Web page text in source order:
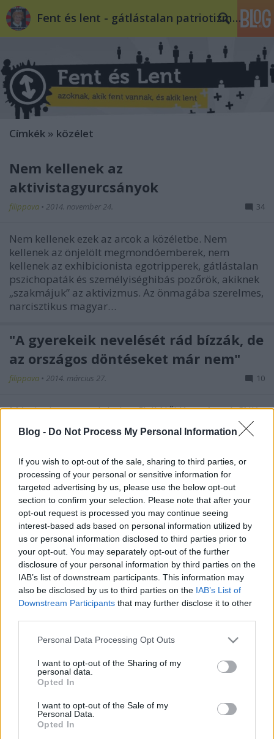
Blog - Do Not Process My Personal Information
If you wish to opt-out of the sale, sharing to third parties, or
processing of your personal or sensitive information for
targeted advertising by us, please use the below opt-out
section to confirm your selection. Please note that after your
opt-out request is processed you may continue seeing
interest-based ads based on personal information utilized by
us or personal information disclosed to third parties prior to
your opt-out. You may separately opt-out of the further
disclosure of your personal information by third parties on the
IAB’s list of downstream participants. This information may
also be disclosed by us to third parties on the IAB’s List of
Downstream Participants that may further disclose it to other
Please note that this website/app uses one or more Google
not limited to your visit or usage behaviour. You may click to
grant or deny consent to Google and its third-party tags to
use your data for below specified purposes in below Google
consent section.
Personal Data Processing Opt Outs
I want to opt-out of the Sharing of my
personal data.
Opted In
I want to opt-out of the Sale of my
Personal Data.
Opted In
Fent és lent - gátlástalan patriotizmus
Címkék » közélet
Nem kellenek az
aktivistagyurcsányok
filippova • 2014. november 24. 34
Nem kellenek ezek az arcok a közéletbe. Nem
kellenek az önjelölt megmondóemberek, nem
kellenek az exhibicionista egotripperek, gátlástalan
pszichopaták és személyiséghibás pozőrök, akiknek
„szakmájuk” az aktivizmus. Az önmagába szerelmes,
narcisztikus magyar…
"A gyerekeik nevelését rád bízzák, de
az országos döntéseket már nem"
filippova • 2014. március 27. 10
Márciusban megalakult a Civil Női Kormány. A CNK
egy alulról szerveződő, a hivatalos politikai arénán
kívül működő, alternatív kabinet, amely
kezdeményezés célja, hogy hozzájáruljon a nők
szakértői kompetenciájának fokozottabb…
2012. július 18.